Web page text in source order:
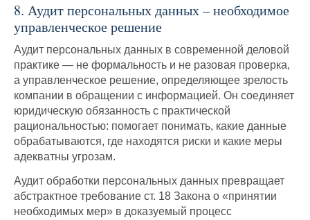
8. Аудит персональных данных – необходимое
управленческое решение
Аудит персональных данных в современной деловой
практике — не формальность и не разовая проверка,
а управленческое решение, определяющее зрелость
компании в обращении с информацией. Он соединяет
юридическую обязанность с практической
рациональностью: помогает понимать, какие данные
обрабатываются, где находятся риски и какие меры
адекватны угрозам.
Аудит обработки персональных данных превращает
абстрактное требование ст. 18 Закона о «принятии
необходимых мер» в доказуемый процесс